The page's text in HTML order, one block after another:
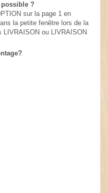
?
sur la page 1 en
la petite fenêtre lors de la
LIVRAISON ou LIVRAISON